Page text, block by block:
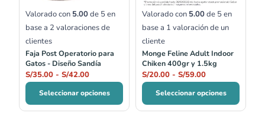
Valorado con 5.00de 5 en
base a 2 valoraciones de
clientes
Faja Post Operatorio para
Gatos - Diseño Sandía
S/35.00 - S/42.00
Seleccionar opciones
Valorado con 5.00de 5 en
base a 1 valoración de un
cliente
Monge Feline Adult Indoor
Chiken 400gr y 1.5kg
S/20.00 - S/59.00
Seleccionar opciones